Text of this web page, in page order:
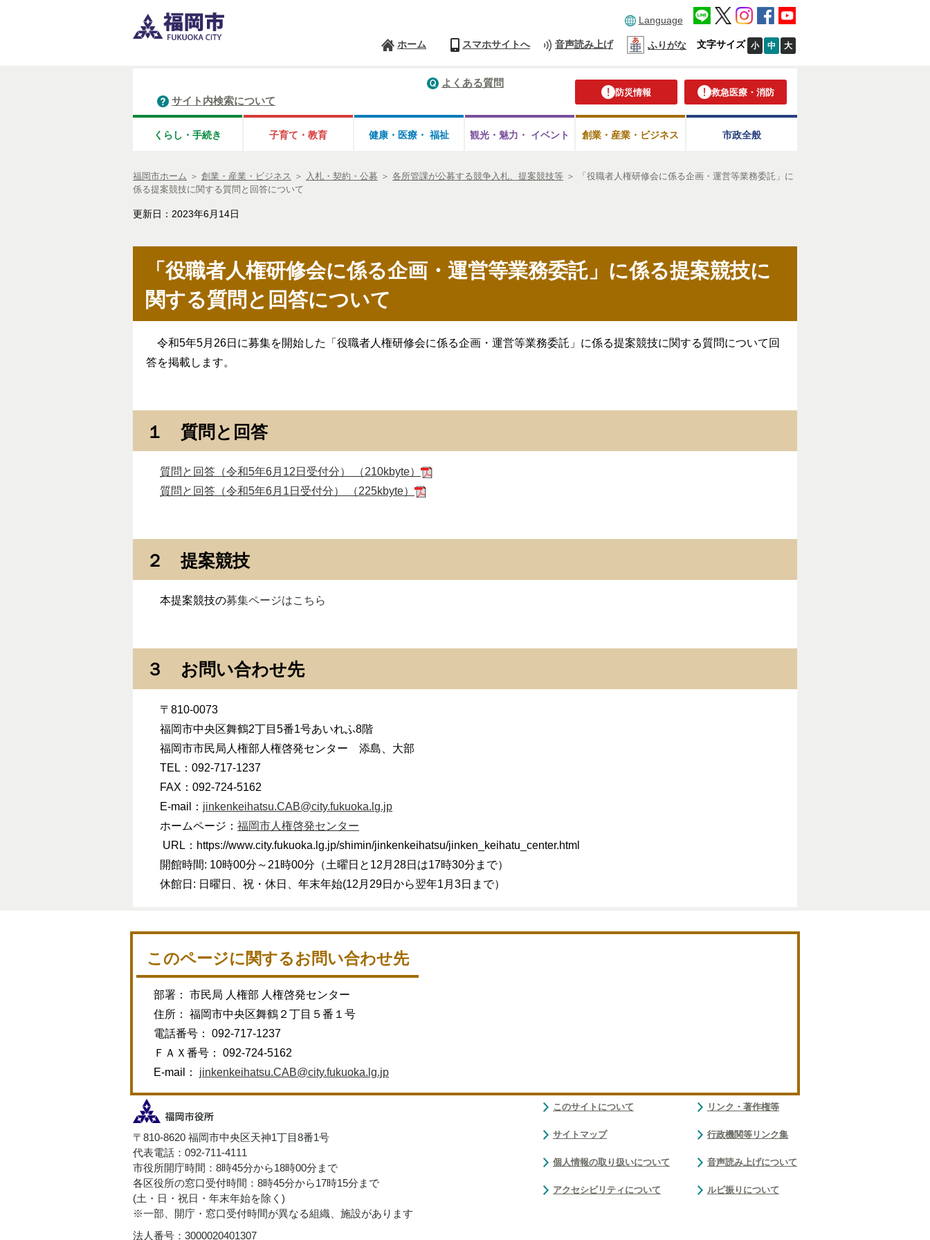
Language
ホーム スマホサイトへ 音声読み上げ ふりがな 文字サイズ 小 中 大
防災情報 救急医療・消防
よくある質問
サイト内検索について
くらし・手続き 子育て・教育 健康・医療・ 福祉 観光・魅力・ イベント 創業・産業・ビジネス 市政全般
福岡市ホーム ＞ 創業・産業・ビジネス ＞ 入札・契約・公募 ＞ 各所管課が公募する競争入札、提案競技等 ＞
「役職者人権研修会に係る企画・運営等業務委託」に
係る提案競技に関する質問と回答について
更新日：2023年6月14日
「役職者人権研修会に係る企画・運営等業務委託」に係る提案競技に
関する質問と回答について
令和5年5月26日に募集を開始した「役職者人権研修会に係る企画・運営等業務委託」に係る提案競技に関する質問について回
答を掲載します。
１ 質問と回答
質問と回答（令和5年6月12日受付分） （210kbyte）
質問と回答（令和5年6月1日受付分） （225kbyte）
２ 提案競技
本提案競技の募集ページはこちら
３ お問い合わせ先
〒810-0073
福岡市中央区舞鶴2丁目5番1号あいれふ8階
福岡市市民局人権部人権啓発センター 添島、大部
TEL：092-717-1237
FAX：092-724-5162
E-mail： jinkenkeihatsu.CAB@city.fukuoka.lg.jp
ホームページ：福岡市人権啓発センター
URL：https://www.city.fukuoka.lg.jp/shimin/jinkenkeihatsu/jinken_keihatu_center.html
開館時間: 10時00分～21時00分（土曜日と12月28日は17時30分まで）
休館日: 日曜日、祝・休日、年末年始(12月29日から翌年1月3日まで）
このページに関するお問い合わせ先
部署： 市民局 人権部 人権啓発センター
住所： 福岡市中央区舞鶴２丁目５番１号
電話番号： 092-717-1237
ＦＡＸ番号： 092-724-5162
E-mail： jinkenkeihatsu.CAB@city.fukuoka.lg.jp
〒810-8620 福岡市中央区天神1丁目8番1号
代表電話：092-711-4111
市役所開庁時間：8時45分から18時00分まで
各区役所の窓口受付時間：8時45分から17時15分まで
(土・日・祝日・年末年始を除く)
※一部、開庁・窓口受付時間が異なる組織、施設があります
法人番号：3000020401307
このサイトについて
サイトマップ
個人情報の取り扱いについて
アクセシビリティについて
リンク・著作権等
行政機関等リンク集
音声読み上げについて
ルビ振りについて